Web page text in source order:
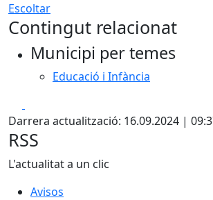
Escoltar
Contingut relacionat
Municipi per temes
Educació i Infància
Darrera actualització: 16.09.2024 |
RSS
L'actualitat a un clic
Avisos